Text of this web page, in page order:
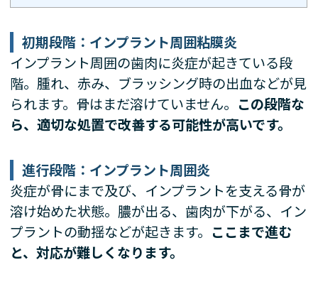
初期段階：インプラント周囲粘膜炎
インプラント周囲の歯肉に炎症が起きている段
階。腫れ、赤み、ブラッシング時の出血などが見
られます。骨はまだ溶けていません。 この段階な
ら、適切な処置で改善する可能性が高いです。
進行段階：インプラント周囲炎
炎症が骨にまで及び、インプラントを支える骨が
溶け始めた状態。膿が出る、歯肉が下がる、イン
プラントの動揺などが起きます。 ここまで進む
と、対応が難しくなります。